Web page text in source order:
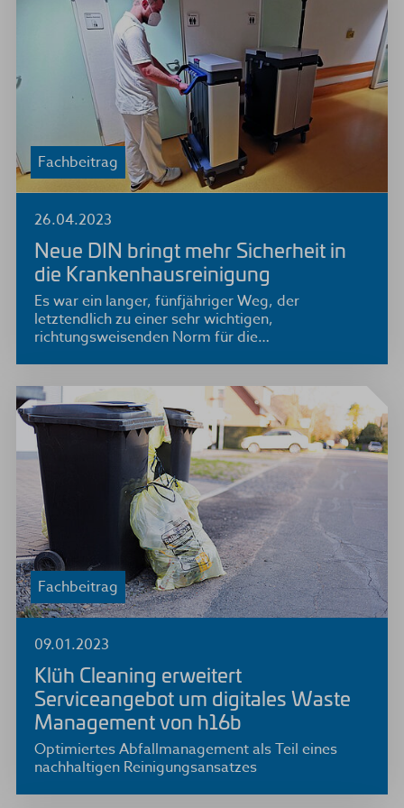
Fachbeitrag
26.04.2023
Neue DIN bringt mehr Sicherheit in
die Krankenhausreinigung
Es war ein langer, fünfjähriger Weg, der
letztendlich zu einer sehr wichtigen,
richtungsweisenden Norm für die…
Fachbeitrag
09.01.2023
Klüh Cleaning erweitert
Serviceangebot um digitales Waste
Management von h16b
Optimiertes Abfallmanagement als Teil eines
nachhaltigen Reinigungsansatzes